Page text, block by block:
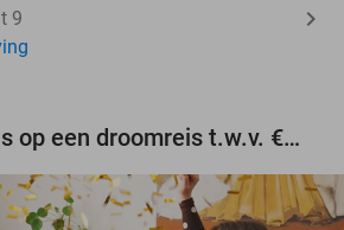
9
Maak gratis kans op een droomreis t.w.v. €3.000!